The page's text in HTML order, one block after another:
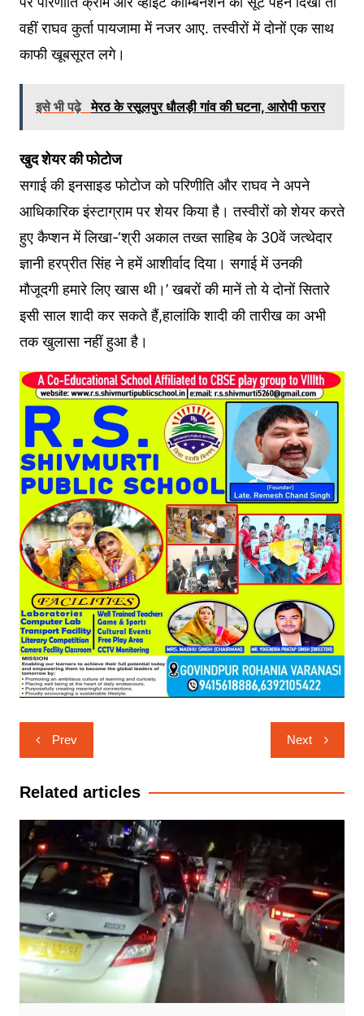
वहीं राघव कुर्ता पायजामा में नजर आए. तस्वीरों में दोनों एक साथ
काफी खूबसूरत लगे।
इसे भी पढ़े मेरठ के रसूलपुर धौलड़ी गांव की घटना, आरोपी फरार
खुद शेयर की फोटोज
सगाई की इनसाइड फोटोज को परिणीति और राघव ने अपने
आधिकारिक इंस्टाग्राम पर शेयर किया है। तस्वीरों को शेयर करते
हुए कैप्शन में लिखा-‘श्री अकाल तख्त साहिब के 30वें जत्थेदार
ज्ञानी हरप्रीत सिंह ने हमें आशीर्वाद दिया। सगाई में उनकी
मौजूदगी हमारे लिए खास थी।’ खबरों की मानें तो ये दोनों सितारे
इसी साल शादी कर सकते हैं,हालांकि शादी की तारीख का अभी
तक खुलासा नहीं हुआ है।
Post
navigation
Prev Next
Related articles